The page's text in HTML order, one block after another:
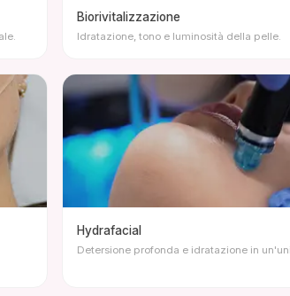
Biorivitalizzazione
Idratazione, tono e luminosità della pelle.
Hydrafacial
Detersione profonda e idratazione in